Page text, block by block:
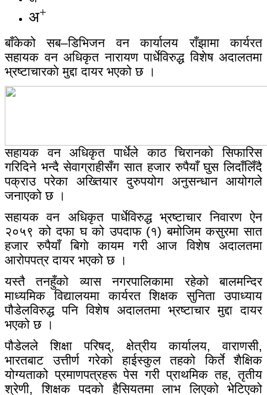
अ+
बाँकेको सब–डिभिजन वन कार्यालय राँझामा कार्यरत
सहायक वन अधिकृत नारायण पार्धेविरुद्ध विशेष अदालतमा
भ्रष्टाचारकाे मुद्दा दायर भएको छ ।
सहायक वन अधिकृत पार्धेले काठ चिरानको सिफारिस
गरिदिने भन्दै सेवाग्राहीसँग सात हजार रुपैयाँ घुस लिदाँलिँदै
पक्राउ परेका अख्तियार दुरुपयोग अनुसन्धान आयोगले
जनाएको छ ।
सहायक वन अधिकृत पार्धेविरुद्ध भ्रष्टाचार निवारण ऐन
२०५९ को दफा घ को उपदाफ (१) बमोजिम कसुरमा सात
हजार रुपैयाँ बिगाे कायम गरी आज विशेष अदालतमा
आरोपपत्र दायर भएको छ ।
यस्तै तनहुँको व्यास नगरपालिकामा रहेको बालमन्दिर
माध्यमिक विद्यालयमा कार्यरत शिक्षक सुनिता उपाध्याय
पौडेलविरुद्ध पनि विशेष अदालतमा भ्रष्टाचार मुद्दा दायर
भएको छ ।
पौडेलले शिक्षा परिषद्, क्षेत्रीय कार्यालय, वाराणसी,
भारतबाट उत्तीर्ण गरेको हाईस्कुल तहको किर्ते शैक्षिक
योग्यताको प्रमाणपत्रहरू पेस गरी प्राथमिक तह, तृतीय
श्रेणी, शिक्षक पदको हैसियतमा लाभ लिएको भेटिएको